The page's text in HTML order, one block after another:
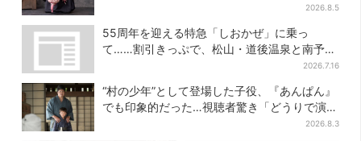
2026.8.5
55周年を迎える特急「しおかぜ」に乗っ
て……割引きっぷで、松山・道後温泉と南予を
2026.7.16
“村の少年”として登場した子役、『あんぱん』
でも印象的だった…視聴者驚き「どうりで演技
2026.8.3